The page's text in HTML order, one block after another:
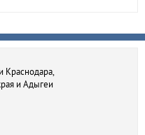
и Адыгеи